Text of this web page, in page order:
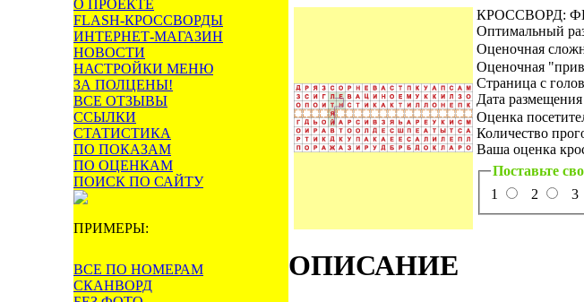
О ПРОЕКТЕ
FLASH-КРОССВОРДЫ
ИНТЕРНЕТ-МАГАЗИН
НОВОСТИ
НАСТРОЙКИ МЕНЮ
ЗА ПОЛЦЕНЫ!
ВСЕ ОТЗЫВЫ
ССЫЛКИ
СТАТИСТИКА
ПО ПОКАЗАМ
ПО ОЦЕНКАМ
ПОИСК ПО САЙТУ
ПРИМЕРЫ:
ВСЕ ПО НОМЕРАМ
СКАНВОРД
КРОССВОРД:
Оптимальный
Оценочная
Оценочная
Страница с
Дата размещения
Оценка
Количество
Ваша оценка
Поставьте
1
2 3
ОПИСАНИЕ